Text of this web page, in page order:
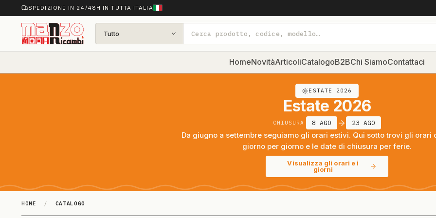
SPEDIZIONE IN 24/48H IN TUTTA ITALIA
Tutto
HomeNovitàArticoliCatalogoB2BChi SiamoContattaci
ESTATE 2026
Estate 2026
CHIUSURA 8 AGO 23 AGO
Da giugno a settembre seguiamo gli orari estivi. Qui sotto trovi gli orari
giorno per giorno e le date di chiusura per ferie.
Visualizza gli orari e i
giorni
HOME / CATALOGO
Catalogo